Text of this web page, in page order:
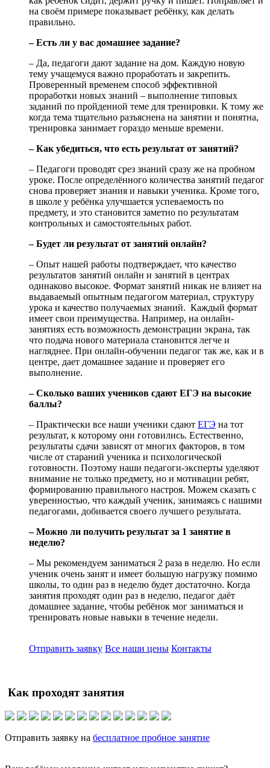
на своём примере показывает ребёнку, как делать
правильно.
– Есть ли у вас домашнее задание?
– Да, педагоги дают задание на дом. Каждую новую
тему учащемуся важно проработать и закрепить.
Проверенный временем способ эффективной
проработки новых знаний – выполнение типовых
заданий по пройденной теме для тренировки. К тому же
когда тема тщательно разъяснена на занятии и понятна,
тренировка занимает гораздо меньше времени.
– Как убедиться, что есть результат от занятий?
– Педагоги проводят срез знаний сразу же на пробном
уроке. После определённого количества занятий педагог
снова проверяет знания и навыки ученика. Кроме того,
в школе у ребёнка улучшается успеваемость по
предмету, и это становится заметно по результатам
контрольных и самостоятельных работ.
– Будет ли результат от занятий онлайн?
– Опыт нашей работы подтверждает, что качество
результатов занятий онлайн и занятий в центрах
одинаково высокое. Формат занятий никак не влияет на
выдаваемый опытным педагогом материал, структуру
урока и качество получаемых знаний. Каждый формат
имеет свои преимущества. Например, на онлайн-
занятиях есть возможность демонстрации экрана, так
что подача нового материала становится легче и
нагляднее. При онлайн-обучении педагог так же, как и в
центре, дает домашнее задание и проверяет его
выполнение.
– Сколько ваших учеников сдают ЕГЭ на высокие
баллы?
– Практически все наши ученики сдают ЕГЭ на тот
результат, к которому они готовились. Естественно,
результаты сдачи зависят от многих факторов, в том
числе от стараний ученика и психологической
готовности. Поэтому наши педагоги-эксперты уделяют
внимание не только предмету, но и мотивации ребят,
формированию правильного настроя. Можем сказать с
уверенностью, что каждый ученик, занимаясь с нашими
педагогами, добивается своего лучшего результата.
– Можно ли получить результат за 1 занятие в
неделю?
– Мы рекомендуем заниматься 2 раза в неделю. Но если
ученик очень занят и имеет большую нагрузку помимо
школы, то один раз в неделю будет достаточно. Когда
занятия проходят один раз в неделю, педагог даёт
домашнее задание, чтобы ребёнок мог заниматься и
тренировать новые навыки в течение недели.
Отправить заявку Все наши цены Контакты
Как проходят занятия
Отправить заявку на бесплатное пробное занятие